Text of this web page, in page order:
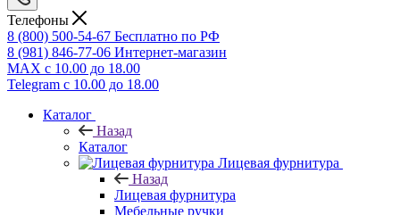
Телефоны
8 (800) 500-54-67 Бесплатно по РФ
8 (981) 846-77-06 Интернет-магазин
MAX с 10.00 до 18.00
Telegram с 10.00 до 18.00
Каталог
Назад
Каталог
Лицевая фурнитура
Назад
Лицевая фурнитура
Мебельные ручки